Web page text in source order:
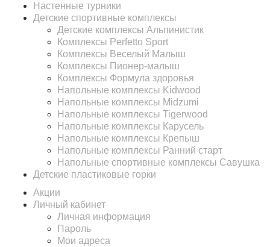
Настенные турники
Детские спортивные комплексы
Детские комплексы Альпинистик
Комплексы Perfetto Sport
Комплексы Веселый Малыш
Комплексы Пионер-малыш
Комплексы Формула здоровья
Напольные комплексы Kidwood
Напольные комплексы Midzumi
Напольные комплексы Tigerwood
Напольные комплексы Карусель
Напольные комплексы Крепыш
Напольные комплексы Ранний старт
Напольные спортивные комплексы Савушка
Детские пластиковые горки
Акции
Личный кабинет
Личная информация
Пароль
Мои адреса